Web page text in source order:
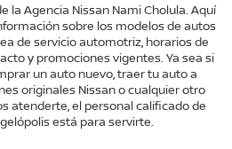
la Agencia Nissan Nami Cholula. Aquí
sobre los modelos de autos
de servicio automotriz, horarios de
y promociones vigentes. Ya sea si
un auto nuevo, traer tu auto a
originales Nissan o cualquier otro
atenderte, el personal calificado de
está para servirte.